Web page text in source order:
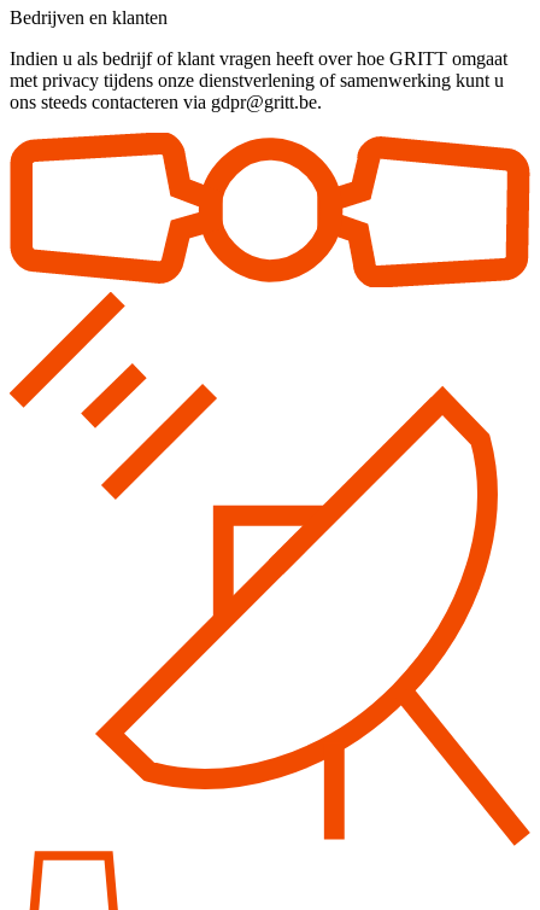
Bedrijven en klanten
Indien u als bedrijf of klant vragen heeft over hoe GRITT omgaat
met privacy tijdens onze dienstverlening of samenwerking kunt u
ons steeds contacteren via gdpr@gritt.be.